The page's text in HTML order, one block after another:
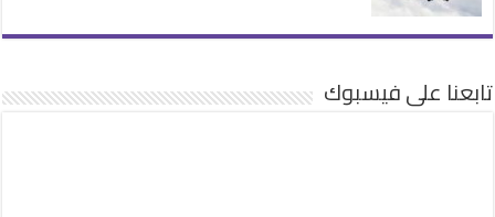
تابعنا على فيسبوك